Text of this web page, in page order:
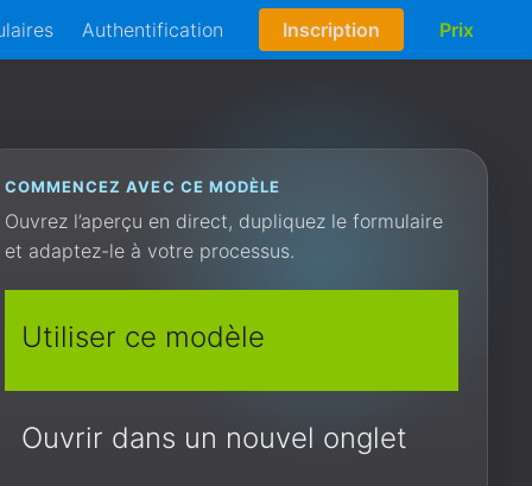
Authentification Inscription Prix
COMMENCEZ AVEC CE MODÈLE
Ouvrez l’aperçu en direct, dupliquez le formulaire
et adaptez-le à votre processus.
Utiliser ce modèle
Ouvrir dans un nouvel onglet